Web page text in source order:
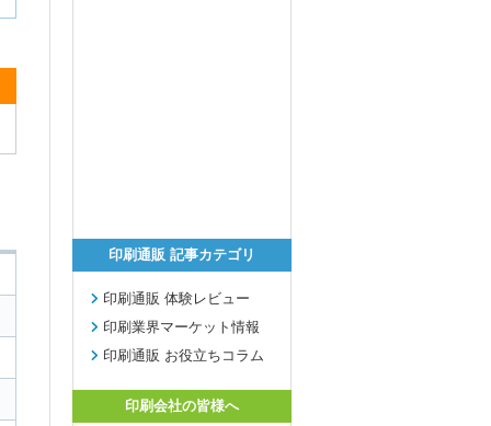
印刷通販 記事カテゴリ
印刷通販 体験レビュー
印刷業界マーケット情報
印刷通販 お役立ちコラム
印刷会社の皆様へ